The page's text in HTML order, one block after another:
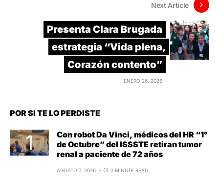
Next Article
Presenta Clara Brugada
estrategia “Vida plena,
Corazón contento”
ENERO 26, 2026
POR SI TE LO PERDISTE
Con robot Da Vinci, médicos del HR “1°
de Octubre” del ISSSTE retiran tumor
renal a paciente de 72 años
AGOSTO 7, 2026 3 MINUTE READ